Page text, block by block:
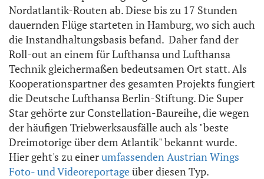
Nordatlantik-Routen ab. Diese bis zu 17 Stunden
dauernden Flüge starteten in Hamburg, wo sich auch
die Instandhaltungsbasis befand. Daher fand der
Roll-out an einem für Lufthansa und Lufthansa
Technik gleichermaßen bedeutsamen Ort statt. Als
Kooperationspartner des gesamten Projekts fungiert
die Deutsche Lufthansa Berlin-Stiftung. Die Super
Star gehörte zur Constellation-Baureihe, die wegen
der häufigen Triebwerksausfälle auch als "beste
Dreimotorige über dem Atlantik" bekannt wurde.
Hier geht's zu einerumfassenden Austrian Wings
Foto- und Videoreportageüber diesen Typ.